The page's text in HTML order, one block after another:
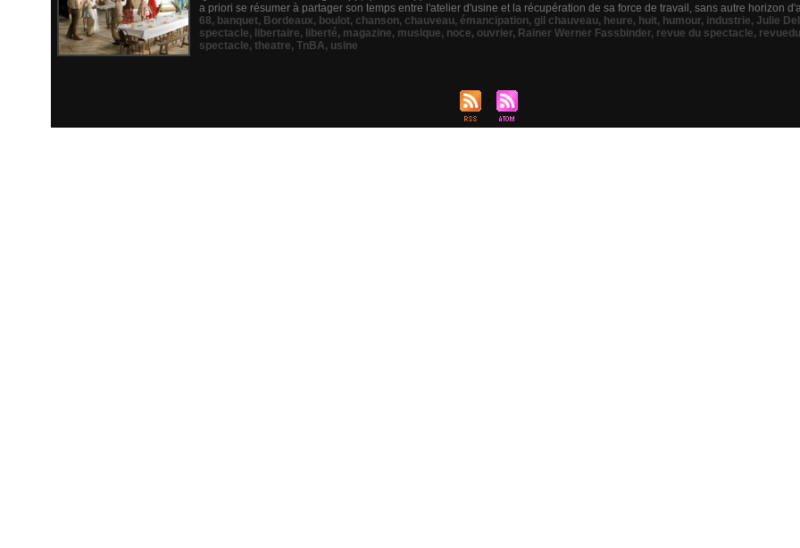
a priori se résumer à partager son temps entre l'atelier d'usine et la récupération de sa force de travail, sans autre horizon
68, banquet, Bordeaux, boulot, chanson, chauveau, émancipation, gil chauveau, heure, huit, humour, industrie, Julie
spectacle, libertaire, liberté, magazine, musique, noce, ouvrier, Rainer Werner Fassbinder, revue du spectacle,
spectacle, theatre, TnBA, usine